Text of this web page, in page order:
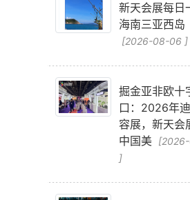
新天会展每日
海南三亚西岛
[2026-08-06 ]
掘金亚非欧十
口：2026年
容展，新天会
中国美
]